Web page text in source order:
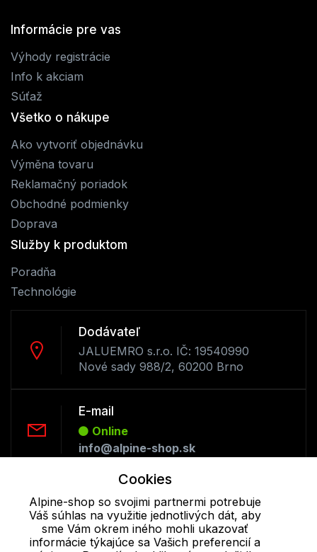
Informácie pre vas
Výhody registrácie
Info k akciam
Súťaž
Všetko o nákupe
Ako vytvoriť objednávku
Výměna tovaru
Reklamačný poriadok
Obchodné podmienky
Doprava
Služby k produktom
Poradňa
Technológie
Dodávateľ
JALUEMRO s.r.o. IČ: 19540990
Nové sady 988/2, 60200 Brno
E-mail
Online
info@alpine-shop.sk
Offline
+421 277 270 053
Cookies
Alpine-shop so svojimi partnermi potrebuje
Váš súhlas na využitie jednotlivých dát, aby
sme Vám okrem iného mohli ukazovať
informácie týkajúce sa Vašich preferencií a